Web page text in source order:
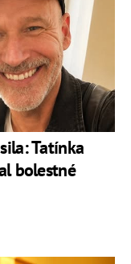
Tatínka
bolestné